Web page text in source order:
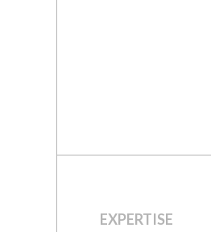
EXPERTISE